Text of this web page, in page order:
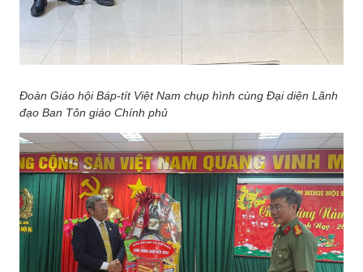
Đoàn Giáo hội Báp-tít Việt Nam chụp hình cùng Đại diện Lãnh
đạo Ban Tôn giáo Chính phủ